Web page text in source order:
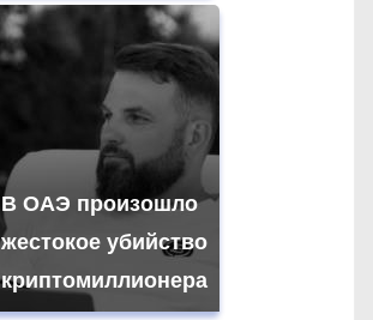
В ОАЭ произошло
жестокое убийство
криптомиллионера